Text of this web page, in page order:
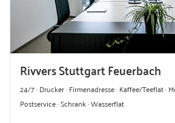
Rivvers Stuttgart Feuerbach
24/7 · Drucker · Firmenadresse · Kaffee/Teeflat ·
Postservice · Schrank · Wasserflat